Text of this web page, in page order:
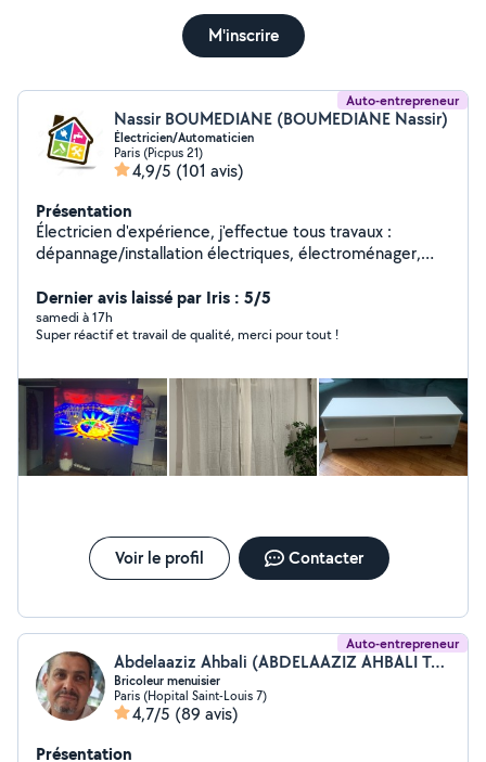
M'inscrire
Auto-entrepreneur
Nassir BOUMEDIANE (BOUMEDIANE Nassir)
Électricien/Automaticien
Paris (Picpus 21)
4,9/5 (101 avis)
Présentation
Électricien d'expérience, j'effectue tous travaux :
dépannage/installation électriques, électroménager,
montage/fixation de meuble, TV, salle de bain (paroi de
douche, porte-serviette, radiateurs, etc...).
Dernier avis laissé par Iris : 5/5
samedi à 17h
Super réactif et travail de qualité, merci pour tout !
Voir le profil Contacter
Auto-entrepreneur
Abdelaaziz Ahbali (ABDELAAZIZ AHBALI TOUT EN UN)
Bricoleur menuisier
Paris (Hopital Saint-Louis 7)
4,7/5 (89 avis)
Présentation